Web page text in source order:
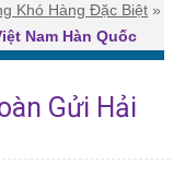
Khó Hàng Đặc Biệt »
Nam Hàn Quốc
Gửi Hải